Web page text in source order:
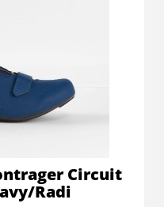
Circuit
Radi